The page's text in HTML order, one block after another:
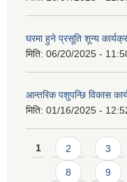
घरमा हुने प्रसूति शून्य
मिति: 06/20/2025 -
आन्तरिक पशुपन्छि विकास
मिति: 01/16/2025 -
Pages
1 2 3
8 9